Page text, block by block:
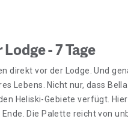
- 7 Tage
direkt vor der Lodge. Und
Lebens. Nicht nur, dass
Heliski-Gebiete verfügt.
Die Palette reicht von